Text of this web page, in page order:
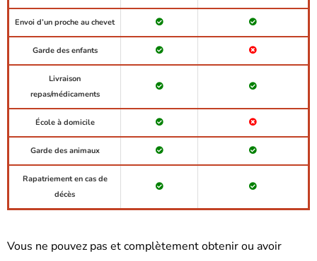
Envoi d’un proche au chevet
Garde des enfants
Livraison
repas/médicaments
École à domicile
Garde des animaux
Rapatriement en cas de
décès
Vous ne pouvez pas et complètement obtenir ou avoir